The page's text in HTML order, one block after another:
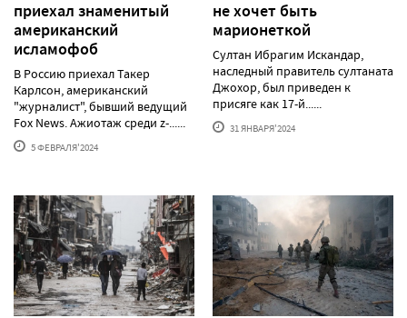
приехал знаменитый
американский
исламофоб
В Россию приехал Такер
Карлсон, американский
"журналист", бывший ведущий
Fox News. Ажиотаж среди z-......
5 ФЕВРАЛЯ'2024
не хочет быть
марионеткой
Султан Ибрагим Искандар,
наследный правитель султаната
Джохор, был приведен к
присяге как 17-й......
31 ЯНВАРЯ'2024